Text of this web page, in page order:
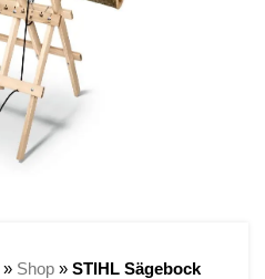
» Shop » STIHL Sägebock